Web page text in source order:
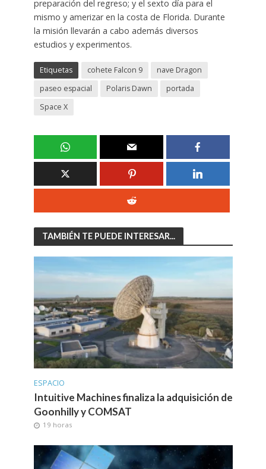
preparación del regreso; y el sexto día para el
mismo y amerizar en la costa de Florida. Durante
la misión llevarán a cabo además diversos
estudios y experimentos.
Etiquetas cohete Falcon 9
nave Dragon
paseo espacial
Polaris Dawn
portada
Space X
TAMBIÉN TE PUEDE INTERESAR...
ESPACIO
Intuitive Machines finaliza la adquisición de
Goonhilly y COMSAT
19 horas